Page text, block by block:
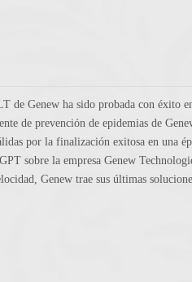
de Genew ha sido probada con éxito
de prevención de epidemias de
sobre la empresa Genew
Genew trae sus últimas